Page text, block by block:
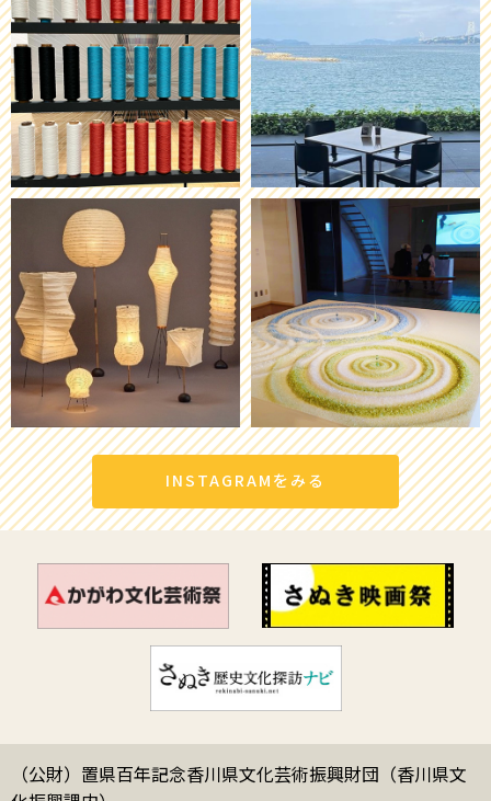
INSTAGRAMをみる
（公財）置県百年記念香川県文化芸術振興財団（香川県文